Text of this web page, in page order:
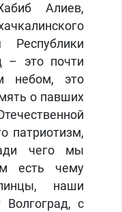
Алиев,
Республики
– это почти
небом, это
о павших
патриотизм,
чего мы
есть чему
наши
с